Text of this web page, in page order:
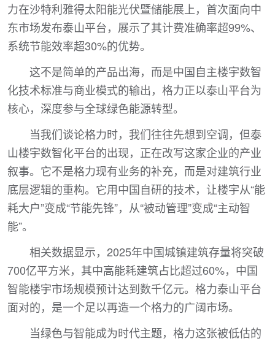
力在沙特利雅得太阳能光伏暨储能展上，首次面向中
东市场发布泰山平台，展示了其计费准确率超99%、
系统节能效率超30%的优势。
这不是简单的产品出海，而是中国自主楼宇数智
化技术标准与商业模式的输出，格力正以泰山平台为
核心，深度参与全球绿色能源转型。
当我们谈论格力时，我们往往先想到空调，但泰
山楼宇数智化平台的出现，正在改写这家企业的产业
叙事。它不是格力现有业务的补充，而是对建筑行业
底层逻辑的重构。它用中国自研的技术，让楼宇从“能
耗大户”变成“节能先锋”，从“被动管理”变成“主动智
能”。
相关数据显示，2025年中国城镇建筑存量将突破
700亿平方米，其中高能耗建筑占比超过60%，中国
智能楼宇市场规模预计达到数千亿元。格力泰山平台
面对的，是一个足以再造一个格力的广阔市场。
当绿色与智能成为时代主题，格力这张被低估的